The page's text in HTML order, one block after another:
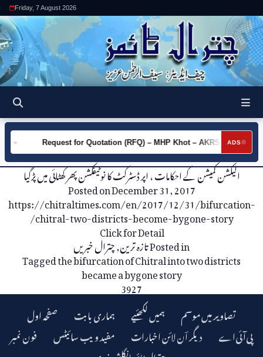
Friday, 7 August 2026
ADS
►
Request for Quotation (RFQ) – MHP Khot – AKRSP
►
الیکشن کمیشن کے احکامات ، اپر ڈسٹرکٹ کا نوٹیفکشن پھر کھٹائی میں پڑگیا
Posted onDecember 31, 2017
https://chitraltimes.com/en/2017/12/31/bifurcation-
chitral-two-districts-become-bygone-story/
Click for Detail
Posted inتازہ ترین,چترال خبریں
Taggedthe bifurcation of Chitral into two districts
became a bygone story
3927
صفحہ اول ہماری بابت ہمیں لکھئیے
تصاویر میں موسم
فون نمبر
مفید ویب سائیٹس دیگر اؔن لائن اخبارات